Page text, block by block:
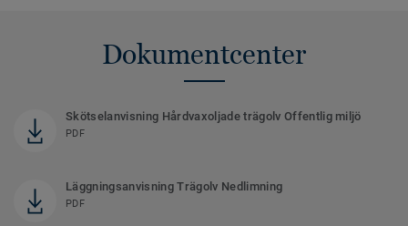
Dokumentcenter
Skötselanvisning Hårdvaxoljade trägolv Offentlig miljö
PDF
Läggningsanvisning Trägolv Nedlimning
PDF